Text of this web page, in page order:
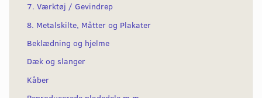
7. Værktøj / Gevindrep
8. Metalskilte, Måtter og Plakater
Beklædning og hjelme
Dæk og slanger
Kåber